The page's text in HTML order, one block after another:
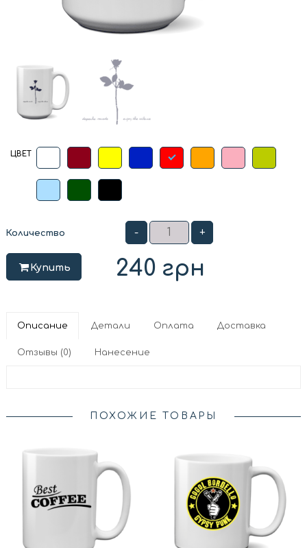
ЦВЕТ
Количество - +
Купить 240 грн
Описание Детали Оплата Доставка
Отзывы (0) Нанесение
ПОХОЖИЕ ТОВАРЫ